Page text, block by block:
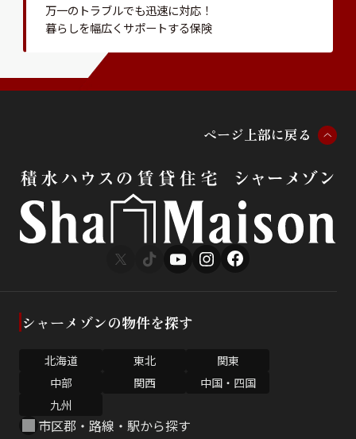
万一のトラブルでも迅速に対応！
暮らしを幅広くサポートする保険
ページ 上部に戻る
シャーメゾンの物件を探す
北海道 東北
関東
中部
関西
中国・四国
九州
市区郡・路線・駅から探す